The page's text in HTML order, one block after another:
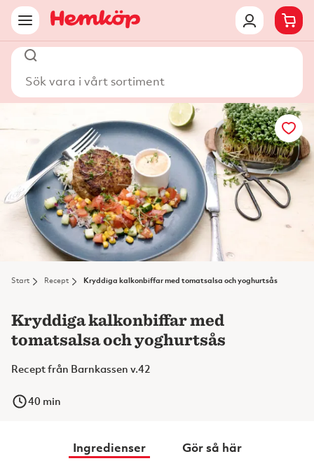
Start Recept Kryddiga kalkonbiffar med tomatsalsa och yoghurtsås
Kryddiga kalkonbiffar med
tomatsalsa och yoghurtsås
Recept från Barnkassen v.42
40 min
Ingredienser
Gör så här